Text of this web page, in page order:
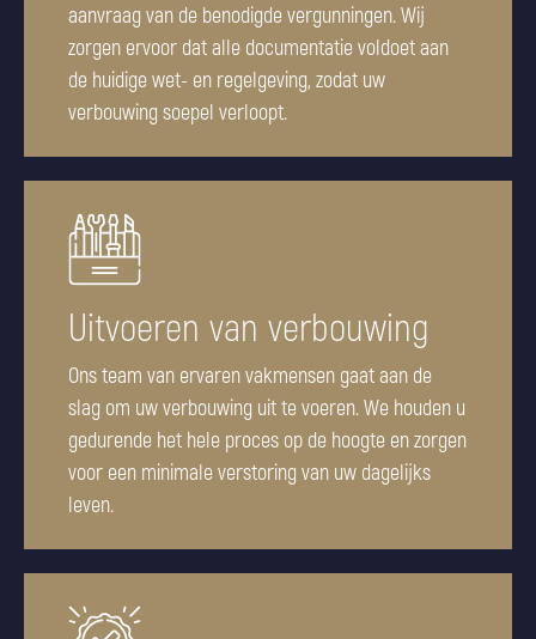
aanvraag van de benodigde vergunningen. Wij
zorgen ervoor dat alle documentatie voldoet aan
de huidige wet- en regelgeving, zodat uw
verbouwing soepel verloopt.
Uitvoeren van verbouwing
Ons team van ervaren vakmensen gaat aan de
slag om uw verbouwing uit te voeren. We houden u
gedurende het hele proces op de hoogte en zorgen
voor een minimale verstoring van uw dagelijks
leven.